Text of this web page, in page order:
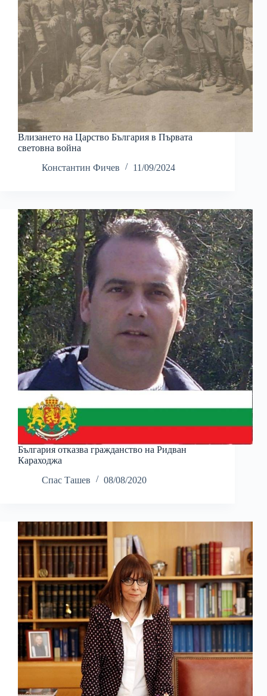
Влизането на Царство България в Първата
световна война
Константин Фичев
11/09/2024
България отказва гражданство на Ридван
Караходжа
Спас Ташев
08/08/2020